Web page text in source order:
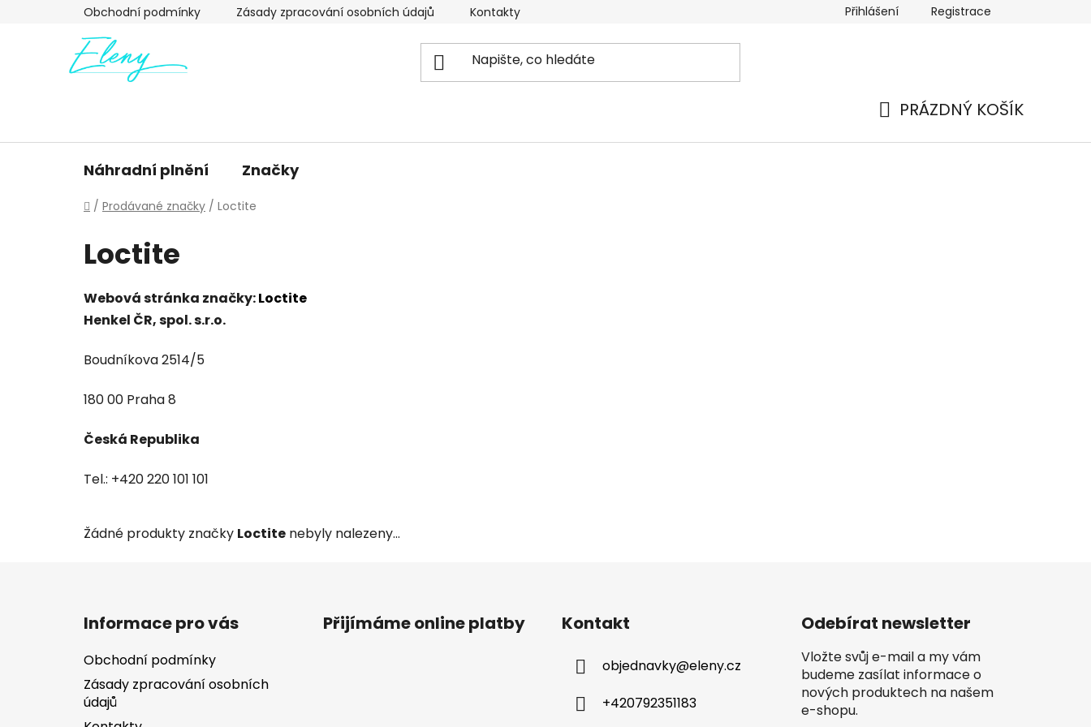
Obchodní podmínky Zásady zpracování osobních údajů Kontakty Náhradní plnění Moje objednávka
Přihlášení Registrace
PRÁZDNÝ KOŠÍK
Náhradní plnění Značky
Domů
/ Prodávané značky / Loctite
Loctite
Webová stránka značky:Loctite
Henkel ČR, spol. s.r.o.
Boudníkova 2514/5
180 00 Praha 8
Česká Republika
Tel.: +420 220 101 101
Žádné produkty značky Loctite nebyly nalezeny...
Informace pro vás
Obchodní podmínky
Zásady zpracování osobních
údajů
Přijímáme online platby Kontakt
objednavky@eleny.cz
+420792351183
Odebírat newsletter
Vložte svůj e-mail a my vám
budeme zasílat informace o
nových produktech na našem
e-shopu.